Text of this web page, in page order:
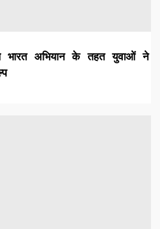
भारत अभियान के तहत युवाओं ने